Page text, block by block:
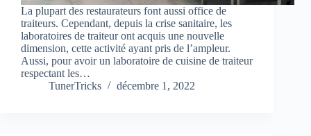
La plupart des restaurateurs font aussi office de
traiteurs. Cependant, depuis la crise sanitaire, les
laboratoires de traiteur ont acquis une nouvelle
dimension, cette activité ayant pris de l’ampleur.
Aussi, pour avoir un laboratoire de cuisine de traiteur
respectant les…
TunerTricks
décembre 1, 2022